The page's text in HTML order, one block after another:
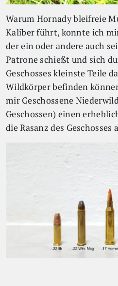
Warum Hornady bleifreie
Kaliber führt, konnte ich
der ein oder andere auch
Patrone schießt und sich
Geschosses kleinste Teile
Wildkörper befinden
mir Geschossene
Geschossen) einen
die Rasanz des Geschosses